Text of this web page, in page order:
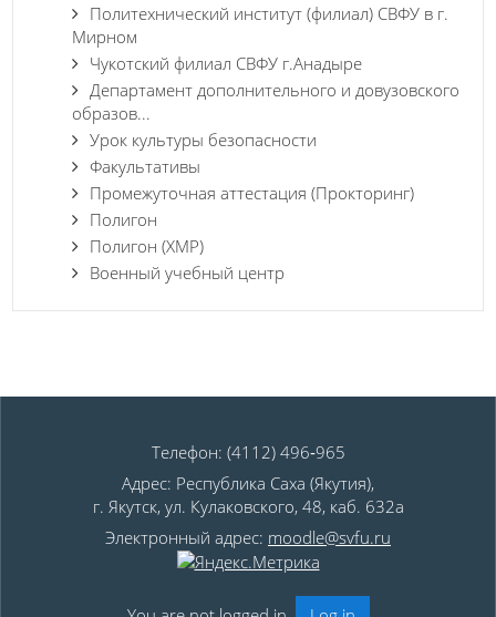
Политехнический институт (филиал) СВФУ в г.
Мирном
Чукотский филиал СВФУ г.Анадыре
Департамент дополнительного и довузовского
образов...
Урок культуры безопасности
Факультативы
Промежуточная аттестация (Прокторинг)
Полигон
Полигон (ХМР)
Военный учебный центр
Телефон: (4112) 496‑965
Адрес: Республика Саха (Якутия),
г. Якутск, ул. Кулаковского, 48, каб. 632а
Электронный адрес: moodle@svfu.ru